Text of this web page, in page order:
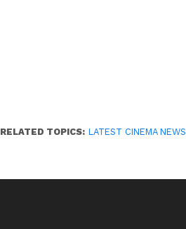
RELATED TOPICS: LATEST CINEMA NEWS